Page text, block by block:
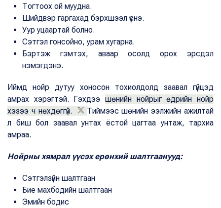
Тогтоох ой муудна.
Шийдвэр гаргахад бэрхшээл үүснэ.
Уур уцаартай болно.
Сэтгэл гонсойно, урам хугарна.
Бэртэж гэмтэх, аваар осолд орох эрсдэл
нэмэгдэнэ.
Иймд нойр дутуу хоносон тохиолдолд заавал гүйцэд
амрах хэрэгтэй. Гэхдээ шөнийн нойрыг өдрийн нойр
хэзээ ч нөхдөггүй.
Тиймээс шөнийн ээлжийн ажилтай
л биш бол заавал унтах ёстой цагтаа унтаж, тархиа
амраа.
Нойрны хямрал үүсэх ерөнхий шалтгаанууд:
Сэтгэлзүйн шалтгаан
Бие махбодийн шалтгаан
Эмийн бодис